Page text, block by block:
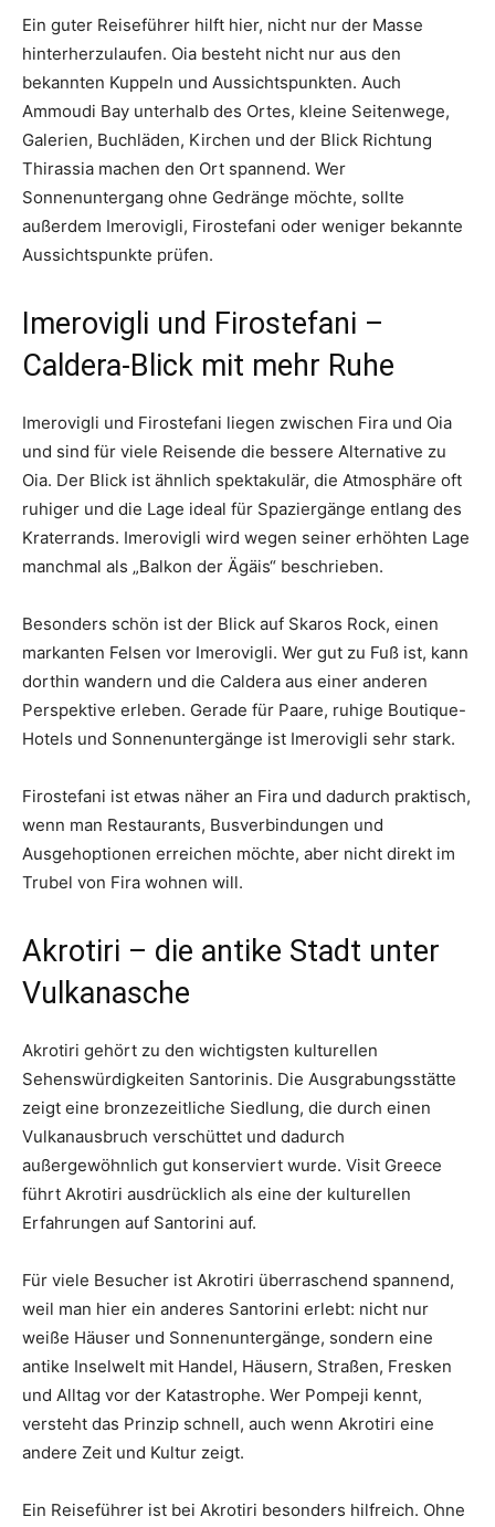
Ein guter Reiseführer hilft hier, nicht nur der Masse
hinterherzulaufen. Oia besteht nicht nur aus den
bekannten Kuppeln und Aussichtspunkten. Auch
Ammoudi Bay unterhalb des Ortes, kleine Seitenwege,
Galerien, Buchläden, Kirchen und der Blick Richtung
Thirassia machen den Ort spannend. Wer
Sonnenuntergang ohne Gedränge möchte, sollte
außerdem Imerovigli, Firostefani oder weniger bekannte
Aussichtspunkte prüfen.
Imerovigli und Firostefani –
Caldera-Blick mit mehr Ruhe
Imerovigli und Firostefani liegen zwischen Fira und Oia
und sind für viele Reisende die bessere Alternative zu
Oia. Der Blick ist ähnlich spektakulär, die Atmosphäre oft
ruhiger und die Lage ideal für Spaziergänge entlang des
Kraterrands. Imerovigli wird wegen seiner erhöhten Lage
manchmal als „Balkon der Ägäis“ beschrieben.
Besonders schön ist der Blick auf Skaros Rock, einen
markanten Felsen vor Imerovigli. Wer gut zu Fuß ist, kann
dorthin wandern und die Caldera aus einer anderen
Perspektive erleben. Gerade für Paare, ruhige Boutique-
Hotels und Sonnenuntergänge ist Imerovigli sehr stark.
Firostefani ist etwas näher an Fira und dadurch praktisch,
wenn man Restaurants, Busverbindungen und
Ausgehoptionen erreichen möchte, aber nicht direkt im
Trubel von Fira wohnen will.
Akrotiri – die antike Stadt unter
Vulkanasche
Akrotiri gehört zu den wichtigsten kulturellen
Sehenswürdigkeiten Santorinis. Die Ausgrabungsstätte
zeigt eine bronzezeitliche Siedlung, die durch einen
Vulkanausbruch verschüttet und dadurch
außergewöhnlich gut konserviert wurde. Visit Greece
führt Akrotiri ausdrücklich als eine der kulturellen
Erfahrungen auf Santorini auf.
Für viele Besucher ist Akrotiri überraschend spannend,
weil man hier ein anderes Santorini erlebt: nicht nur
weiße Häuser und Sonnenuntergänge, sondern eine
antike Inselwelt mit Handel, Häusern, Straßen, Fresken
und Alltag vor der Katastrophe. Wer Pompeji kennt,
versteht das Prinzip schnell, auch wenn Akrotiri eine
andere Zeit und Kultur zeigt.
Ein Reiseführer ist bei Akrotiri besonders hilfreich. Ohne